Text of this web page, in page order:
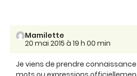
Mamilette
20 mai 2015 à 19 h 00 min
Je viens de prendre